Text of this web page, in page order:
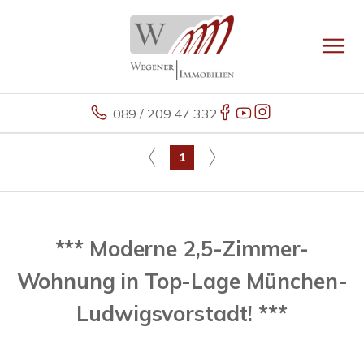
089 / 209 47 332
1
*** Moderne 2,5-Zimmer-
Wohnung in Top-Lage München-
Ludwigsvorstadt! ***